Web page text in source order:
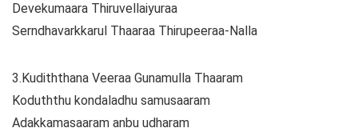
Devekumaara Thiruvellaiyuraa
Serndhavarkkarul Thaaraa Thirupeeraa-Nalla
3.Kudiththana Veeraa Gunamulla Thaaram
Koduththu kondaladhu samusaaram
Adakkamasaaram anbu udharam